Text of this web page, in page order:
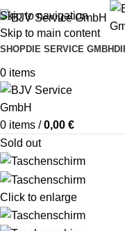
Skip to navigation
Skip to main content
SHOPDIE SERVICE GMBH
0 items
0 items / 0,00 €
Sold out
Click to enlarge